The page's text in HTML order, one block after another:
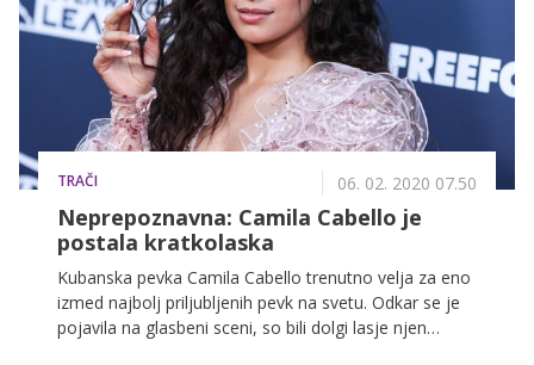
one?
TRAČI 06. 02. 2020 07.50
Neprepoznavna: Camila Cabello je
postala kratkolaska
Kubanska pevka Camila Cabello trenutno velja za eno
izmed najbolj priljubljenih pevk na svetu. Odkar se je
pojavila na glasbeni sceni, so bili dolgi lasje njen